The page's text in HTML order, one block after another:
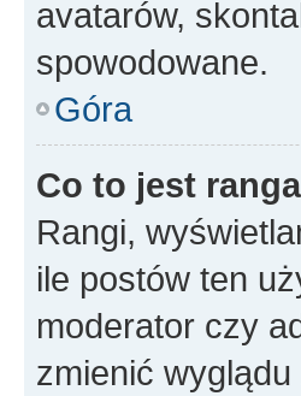
avatarów,
spowodowane.
Góra
Co to jest
Rangi,
ile postów ten
moderator czy
zmienić